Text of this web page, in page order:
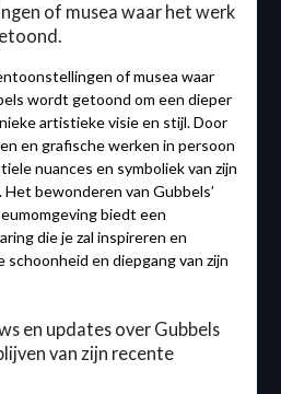
of musea waar het werk
of musea waar
wordt getoond om een dieper
artistieke visie en stijl. Door
en grafische werken in persoon
nuances en symboliek van zijn
bewonderen van Gubbels’
biedt een
die je zal inspireren en
en diepgang van zijn
en updates over Gubbels
van zijn recente